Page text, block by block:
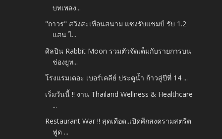
บทเพลง...
"ถาวร" สวิงสะเทือนสนาม แซงรับแชมป์ รับ 1.2
แสน ไ...
ศิลปิน Rabbit Moon รวมตัวจัดเต็มกับรายการบน
ช่องยูท...
โรงแรมเดอะ เบอร์เคลีย์ ประตูน้ำ ก้าวสู่ปีที่ 14 ...
เริ่มวันนี้ !! งาน Thailand Wellness & Healthcare
...
Restaurant War !! สุดเดือด..เปิดศึกสงครามสตรีต
ฟูด ...